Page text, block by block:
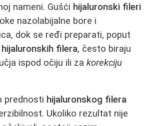
nameni. Gušći hijaluronski fileri
nazolabijalne bore i
dok se ređi preparati, poput
hijaluronskih filera, često biraju
ispod očiju ili za korekciju
prednosti hijaluronskog filera
Ukoliko rezultat nije